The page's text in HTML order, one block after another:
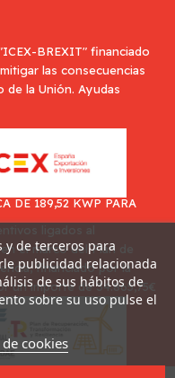
BREXIT" financiado
las consecuencias
de la Unión. Ayudas
DE 189,52 KWP PARA
el marco del Plan de
financiado por la
un importe de 34.865,75€
y de terceros para
publicidad relacionada
de sus hábitos de
sobre su uso pulse el
cookies